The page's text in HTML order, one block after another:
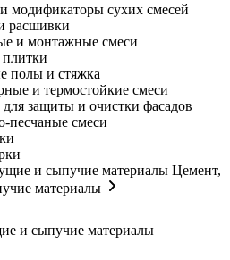
модификаторы сухих смесей
расшивки
и монтажные смеси
полы и стяжка
и термостойкие смеси
для защиты и очистки фасадов
песчаные смеси
Цемент,
материалы
и сыпучие материалы